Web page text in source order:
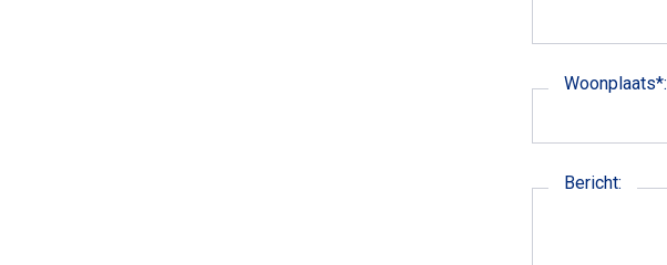
Woonplaats*:
Bericht: